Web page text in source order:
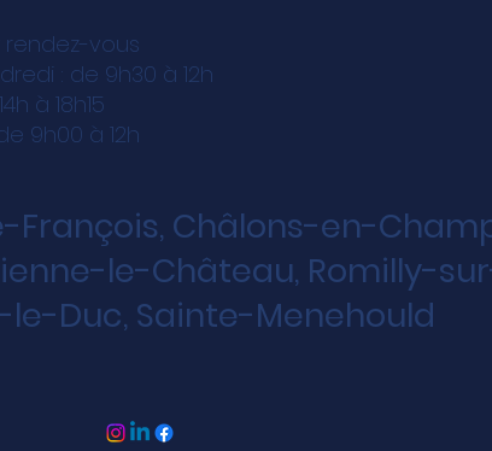
rendez-vous
: de 9h30 à 12h
à 18h15
9h00 à 12h
François, Châlons-en-
le-Château, Romilly-
le-Duc, Sainte-Menehould